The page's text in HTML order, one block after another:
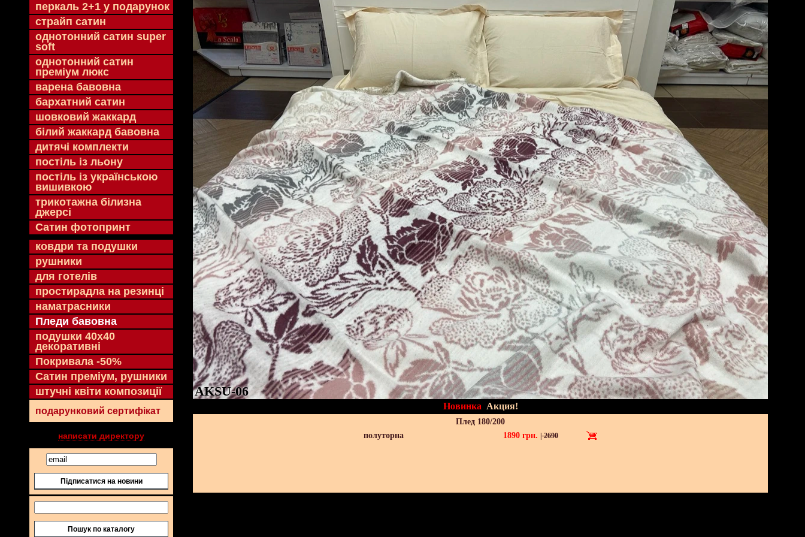
перкаль 2+1 у подарунок
страйп сатин
однотонний сатин super
soft
однотонний сатин
преміум люкс
варена бавовна
бархатний сатин
шовковий жаккард
білий жаккард бавовна
дитячі комплекти
постіль із льону
постіль із українською
вишивкою
трикотажна білизна
джерсі
Сатин фотопринт
ковдри та подушки
рушники
для готелів
простирадла на резинці
наматрасники
Пледи бавовна
подушки 40х40
декоративні
Покривала -50%
Сатин преміум, рушники
штучні квіти композиції
подарунковий сертифікат
написати директору
Підписатися на новини
Пошук по каталогу
AKSU-06
Новинка Акция!
Плед 180/200
полуторна
1890 грн. |2690